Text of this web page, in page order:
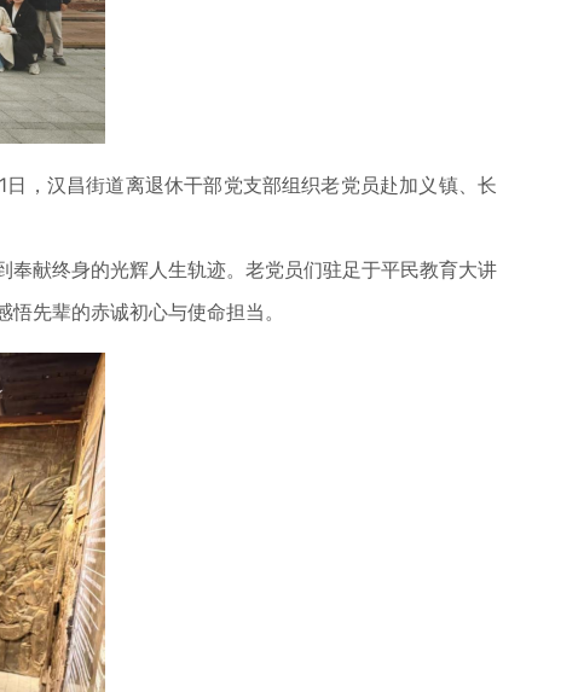
，汉昌街道离退休干部党支部组织老党员赴加义镇、长
献终身的光辉人生轨迹。老党员们驻足于平民教育大讲
先辈的赤诚初心与使命担当。